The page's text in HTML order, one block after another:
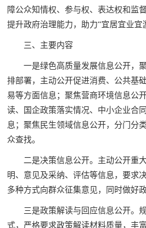
障公众知情权、参与权、表达权和监
提升政府治理能力，助力“宜居宜业宜
三、主要内容
一是绿色高质量发展信息公开，
排部署，主动公开促进消费、公共基
易等方面信息；聚焦营商环境信息公
读、国企政策落实情况、中小企业合
息；聚焦民生领域信息公开，分门分
众查找。
二是决策信息公开。主动公开重
明、意见及采纳、评估等信息，要求
多种方式向群众征集意见，同时做好
三是政策解读与回应信息公开。
式，严格要求政策解读材料质量，丰